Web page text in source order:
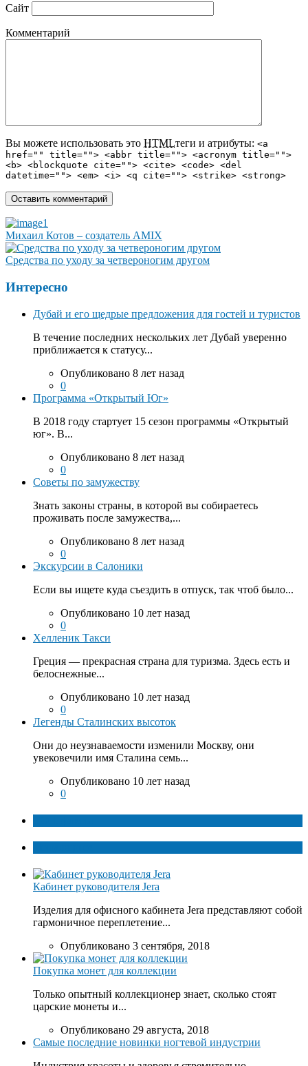
Сайт
Комментарий
Вы можете использовать это HTMLтеги и атрибуты: <a
href="" title=""> <abbr title=""> <acronym title="">
<b> <blockquote cite=""> <cite> <code> <del
datetime=""> <em> <i> <q cite=""> <strike> <strong>
Михаил Котов – создатель AMIX
Средства по уходу за четвероногим другом
Интересно
Дубай и его щедрые предложения для гостей и туристов
В течение последних нескольких лет Дубай уверенно
приближается к статусу...
Опубликовано 8 лет назад
0
Программа «Открытый Юг»
В 2018 году стартует 15 сезон программы «Открытый
юг». В...
Опубликовано 8 лет назад
0
Советы по замужеству
Знать законы страны, в которой вы собираетесь
проживать после замужества,...
Опубликовано 8 лет назад
0
Экскурсии в Салоники
Если вы ищете куда съездить в отпуск, так чтоб было...
Опубликовано 10 лет назад
0
Хелленик Такси
Греция — прекрасная страна для туризма. Здесь есть и
белоснежные...
Опубликовано 10 лет назад
0
Легенды Сталинских высоток
Они до неузнаваемости изменили Москву, они
увековечили имя Сталина семь...
Опубликовано 10 лет назад
0
Кабинет руководителя Jera
Изделия для офисного кабинета Jera представляют собой
гармоничное переплетение...
Опубликовано 3 сентября, 2018
Покупка монет для коллекции
Только опытный коллекционер знает, сколько стоят
царские монеты и...
Опубликовано 29 августа, 2018
Самые последние новинки ногтевой индустрии